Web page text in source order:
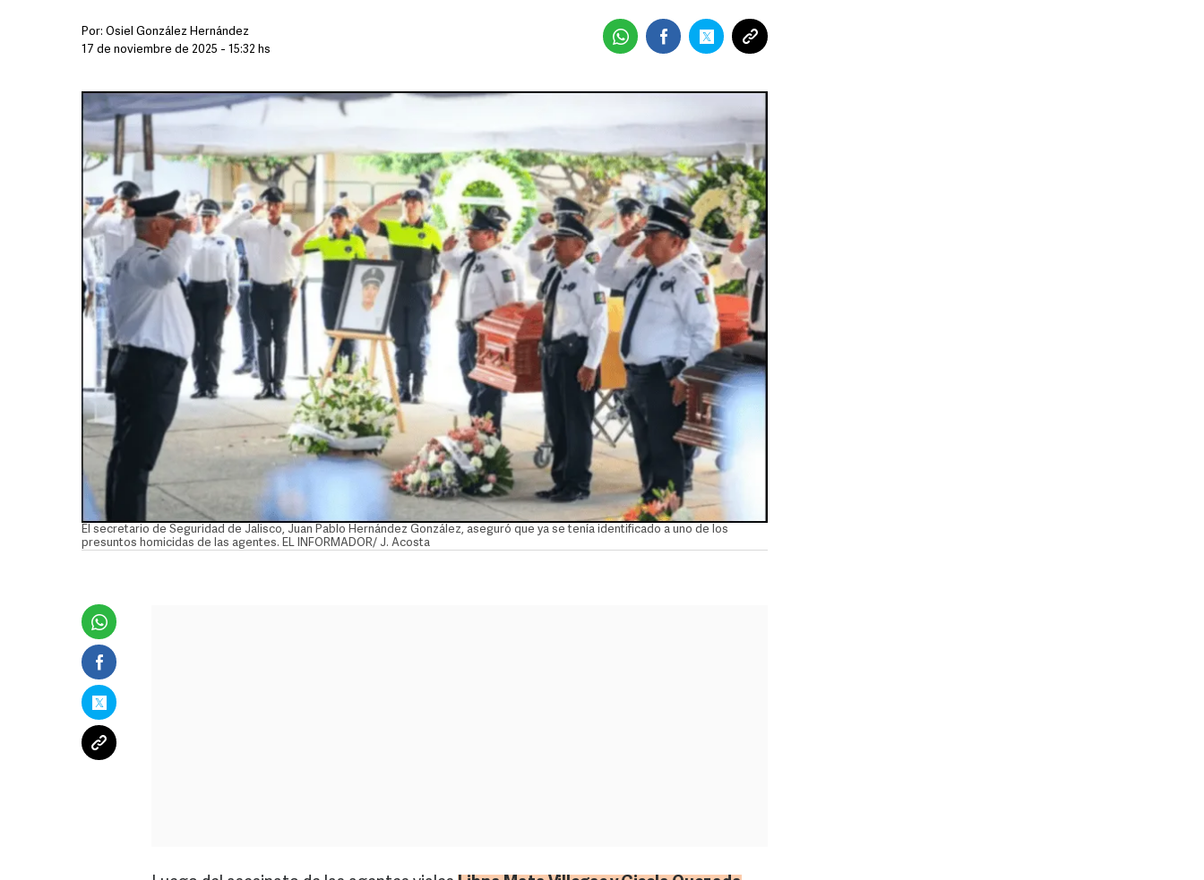
Por: Osiel González Hernández
17 de noviembre de 2025 - 15:32 hs
El secretario de Seguridad de Jalisco, Juan Pablo Hernández González, aseguró que ya se tenía identificado a uno de los
presuntos homicidas de las agentes. EL INFORMADOR/ J. Acosta